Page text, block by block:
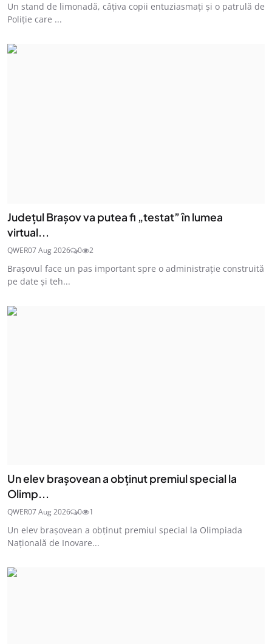
Un stand de limonadă, câțiva copii entuziasmați și o patrulă de
Poliție care ...
Județul Brașov va putea fi „testat” în lumea
virtual...
QWER07 Aug 2026 0 2
Brașovul face un pas important spre o administrație construită
pe date și teh...
Un elev brașovean a obținut premiul special la
Olimp...
QWER07 Aug 2026 0 1
Un elev brașovean a obținut premiul special la Olimpiada
Naţională de Inovare...